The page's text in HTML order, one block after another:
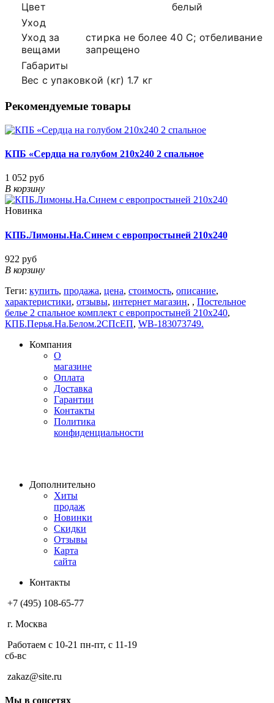
Цвет
белый
Уход
Уход за
вещами
стирка не более 40 С; отбеливание
запрещено
Габариты
Вес с упаковкой (кг) 1.7 кг
Рекомендуемые товары
КПБ «Сердца на голубом 210х240 2 спальное
1 052 руб
В корзину
Новинка
КПБ.Лимоны.На.Синем с европростыней 210х240
922 руб
В корзину
Теги: купить, продажа, цена, стоимость, описание,
характеристики, отзывы, интернет магазин, , Постельное
белье 2 спальное комплект с европростыней 210х240,
КПБ.Перья.На.Белом.2СПсЕП, WB-183073749.
Компания
О
магазине
Оплата
Доставка
Гарантии
Контакты
Политика
конфиденциальности
Дополнительно
Хиты
продаж
Новинки
Скидки
Отзывы
Карта
сайта
Контакты
+7 (495) 108-65-77
г. Москва
Работаем с 10-21 пн-пт, с 11-19
сб-вс
zakaz@site.ru
Мы в соцсетях